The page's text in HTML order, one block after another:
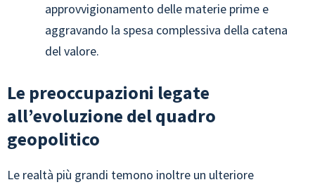
approvvigionamento delle materie prime e
aggravando la spesa complessiva della catena
del valore.
Le preoccupazioni legate
all’evoluzione del quadro
geopolitico
Le realtà più grandi temono inoltre un ulteriore